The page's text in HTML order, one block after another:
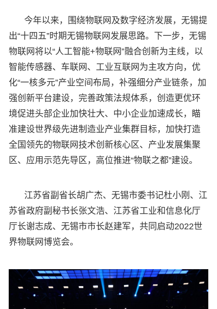
今年以来，围绕物联网及数字经济发展，无锡提
出“十四五”时期无锡物联网发展思路。下一步，无锡
物联网将以“人工智能+物联网”融合创新为主线，以
智能传感器、车联网、工业互联网为主攻方向，优
化“一核多元”产业空间布局，补强细分产业链条，加
强创新平台建设，完善政策法规体系，创造更优环
境促进头部企业加快壮大、中小企业加速成长，瞄
准建设世界级先进制造业产业集群目标，加快打造
全国领先的物联网技术创新核心区、产业发展集聚
区、应用示范先导区，高位推进“物联之都”建设。
江苏省副省长胡广杰、无锡市委书记杜小刚、江
苏省政府副秘书长张文浩、江苏省工业和信息化厅
厅长谢志成、无锡市市长赵建军，共同启动2022世
界物联网博览会。